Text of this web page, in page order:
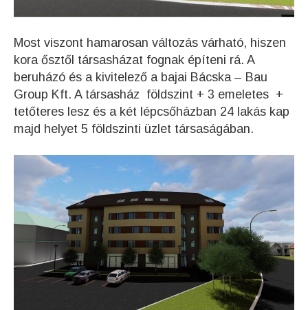
Most viszont hamarosan változás várható, hiszen
kora ősztől társasházat fognak építeni rá. A
beruházó és a kivitelező a bajai Bácska – Bau
Group Kft. A társasház földszint + 3 emeletes +
tetőteres lesz és a két lépcsőházban 24 lakás kap
majd helyet 5 földszinti üzlet társaságában.